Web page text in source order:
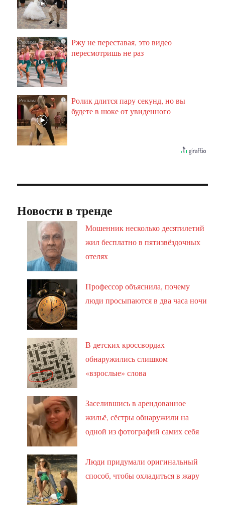
i
Ржу не переставая, это видео
пересмотришь не раз
i
Ролик длится пару секунд, но вы
будете в шоке от увиденного
Новости в тренде
Мошенник несколько десятилетий
жил бесплатно в пятизвёздочных
отелях
Профессор объяснила, почему
люди просыпаются в два часа ночи
В детских кроссвордах
обнаружились слишком
«взрослые» слова
Заселившись в арендованное
жильё, сёстры обнаружили на
одной из фотографий самих себя
Люди придумали оригинальный
способ, чтобы охладиться в жару